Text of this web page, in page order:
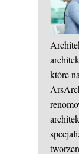
które